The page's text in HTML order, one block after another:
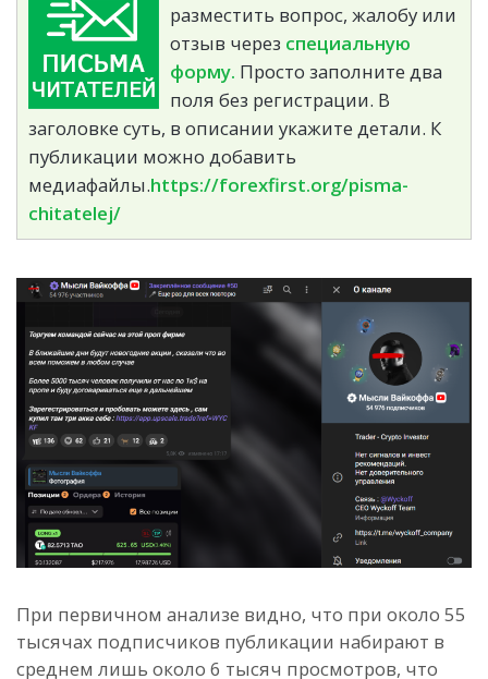
разместить вопрос, жалобу или
отзыв через специальную
форму. Просто заполните два
поля без регистрации. В
заголовке суть, в описании укажите детали. К
публикации можно добавить
медиафайлы.https://forexfirst.org/pisma-
chitatelej/
При первичном анализе видно, что при около 55
тысячах подписчиков публикации набирают в
среднем лишь около 6 тысяч просмотров, что